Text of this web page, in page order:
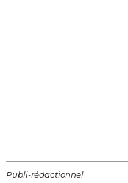
Publi-rédactionnel